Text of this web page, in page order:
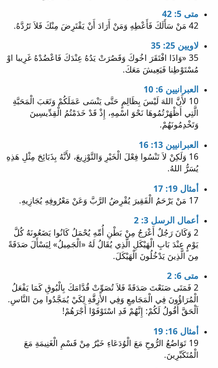
متى 5: 42
42 مَنْ سَأَلَكَ فَأَعْطِهِ وَمَنْ أَرَادَ أَنْ يَقْتَرِضَ مِنْكَ فَلاَ تَرُدَّهُ.
لاويين 25: 35
35 «وَاذَا افْتَقَرَ اخُوكَ وَقَصُرَتْ يَدُهُ عِنْدَكَ فَاعْضُدْهُ غَرِيبا اوْ
مُسْتَوْطِنا فَيَعِيشَ مَعَكَ.
العبرانيين 6: 10
10 لأَنَّ اللهَ لَيْسَ بِظَالِمٍ حَتَّى يَنْسَى عَمَلَكُمْ وَتَعَبَ الْمَحَبَّةِ
الَّتِي أَظْهَرْتُمُوهَا نَحْوَ اسْمِهِ، إِذْ قَدْ خَدَمْتُمُ الْقِدِّيسِينَ
وَتَخْدِمُونَهُمْ.
العبرانيين 13: 16
16 وَلَكِنْ لاَ تَنْسُوا فِعْلَ الْخَيْرِ وَالتَّوْزِيعَ، لأَنَّهُ بِذَبَائِحَ مِثْلِ هَذِهِ
يُسَرُّ اللهُ.
أمثال 19: 17
17 مَنْ يَرْحَمُ الْفَقِيرَ يُقْرِضُ الرَّبَّ وَعَنْ مَعْرُوفِهِ يُجَازِيهِ.
أعمال الرسل 3: 2
2 وَكَانَ رَجُلٌ أَعْرَجُ مِنْ بَطْنِ أُمِّهِ يُحْمَلُ كَانُوا يَضَعُونَهُ كُلَّ
يَوْمٍ عِنْدَ بَابِ الْهَيْكَلِ الَّذِي يُقَالُ لَهُ «الْجَمِيلُ» لِيَسْأَلَ صَدَقَةً
مِنَ الَّذِينَ يَدْخُلُونَ الْهَيْكَلَ.
متى 6: 2
2 فَمَتَى صَنَعْتَ صَدَقَةً فَلاَ تُصَوِّتْ قُدَّامَكَ بِالْبُوقِ كَمَا يَفْعَلُ
الْمُرَاؤُونَ فِي الْمَجَامِعِ وَفِي الأَزِقَّةِ لِكَيْ يُمَجَّدُوا مِنَ النَّاسِ.
اَلْحَقَّ أَقُولُ لَكُمْ: إِنَّهُمْ قَدِ اسْتَوْفَوْا أَجْرَهُمْ!
أمثال 16: 19
19 تَوَاضُعُ الرُّوحِ مَعَ الْوُدَعَاءِ خَيْرٌ مِنْ قَسْمِ الْغَنِيمَةِ مَعَ
الْمُتَكَبِّرِينَ.